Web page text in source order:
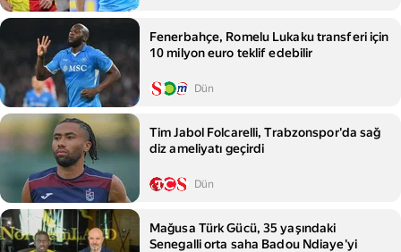
Fenerbahçe, Romelu Lukaku transferi için
10 milyon euro teklif edebilir
Dün
Tim Jabol Folcarelli, Trabzonspor'da sağ
diz ameliyatı geçirdi
Dün
Mağusa Türk Gücü, 35 yaşındaki
Senegalli orta saha Badou Ndiaye'yi